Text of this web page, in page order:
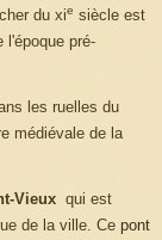
du xie siècle est
l'époque pré-
les ruelles du
médiévale de la
Vieux qui est
de la ville. Ce pont